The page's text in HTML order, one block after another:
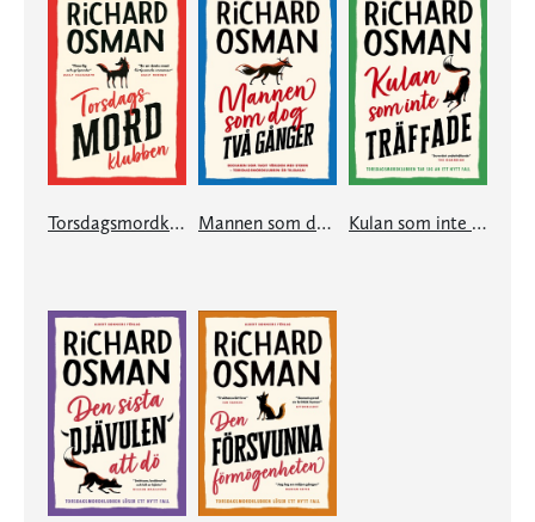
Torsdagsmordklubben Mannen som dog två gånger Kulan som inte träffade